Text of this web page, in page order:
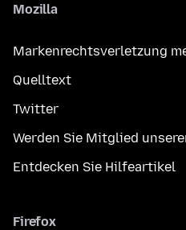
Mozilla
Markenrechtsverletzung
Quelltext
Twitter
Werden Sie Mitglied
Entdecken Sie Hilfeartikel
Firefox